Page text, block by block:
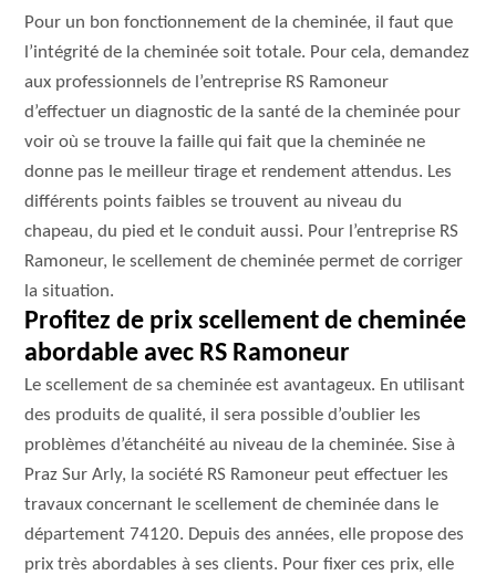
Pour un bon fonctionnement de la cheminée, il faut que
l’intégrité de la cheminée soit totale. Pour cela, demandez
aux professionnels de l’entreprise RS Ramoneur
d’effectuer un diagnostic de la santé de la cheminée pour
voir où se trouve la faille qui fait que la cheminée ne
donne pas le meilleur tirage et rendement attendus. Les
différents points faibles se trouvent au niveau du
chapeau, du pied et le conduit aussi. Pour l’entreprise RS
Ramoneur, le scellement de cheminée permet de corriger
la situation.
Profitez de prix scellement de cheminée
abordable avec RS Ramoneur
Le scellement de sa cheminée est avantageux. En utilisant
des produits de qualité, il sera possible d’oublier les
problèmes d’étanchéité au niveau de la cheminée. Sise à
Praz Sur Arly, la société RS Ramoneur peut effectuer les
travaux concernant le scellement de cheminée dans le
département 74120. Depuis des années, elle propose des
prix très abordables à ses clients. Pour fixer ces prix, elle